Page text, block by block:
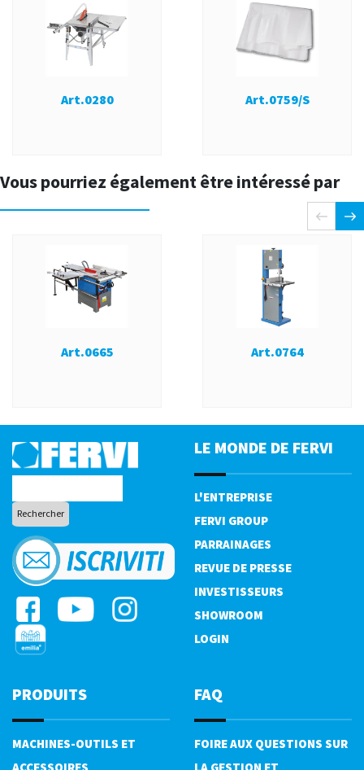
Art.0280 Art.0759/S
Vous pourriez également être intéressé par
Art.0665 Art.0764
LE MONDE DE FERVI
L'ENTREPRISE
FERVI GROUP
PARRAINAGES
REVUE DE PRESSE
INVESTISSEURS
SHOWROOM
LOGIN
PRODUITS
MACHINES-OUTILS ET
FAQ
FOIRE AUX QUESTIONS SUR